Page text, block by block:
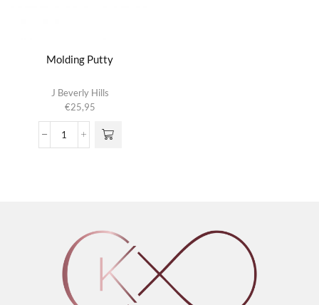
Molding Putty
J Beverly Hills
€25,95
Molding